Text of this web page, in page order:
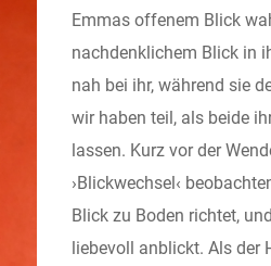
Emmas offenem Blick
nachdenklichem Blick in
nah bei ihr, während sie
wir haben teil, als beide
lassen. Kurz vor der
›Blickwechsel‹
Blick zu Boden richtet,
liebevoll anblickt. Als der